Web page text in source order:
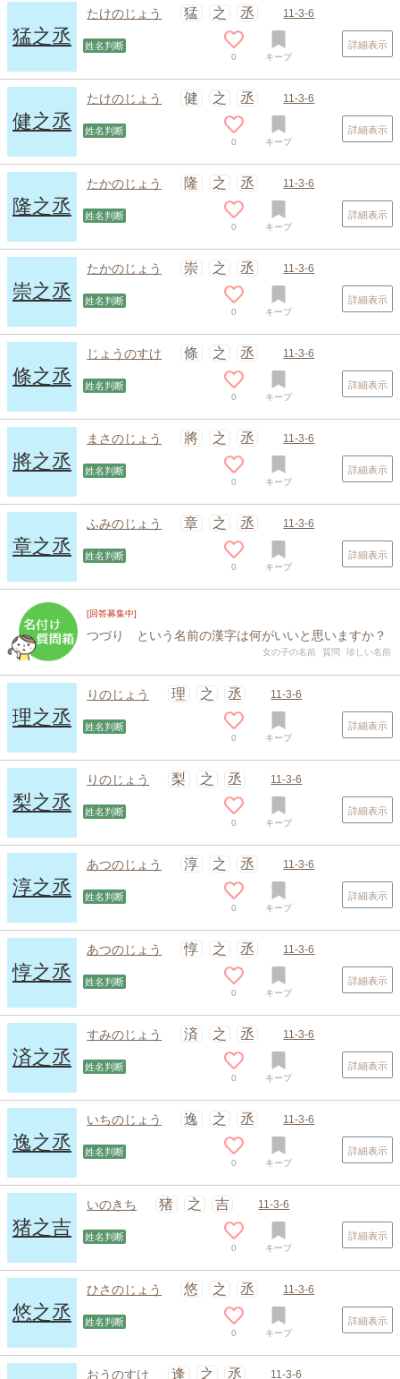
猛之丞
たけのじょう 猛 之 丞 11-3-6
姓名判断
0 キープ
詳細表示
健之丞
たけのじょう 健 之 丞 11-3-6
姓名判断
0 キープ
詳細表示
隆之丞
たかのじょう 隆 之 丞 11-3-6
姓名判断
0 キープ
詳細表示
崇之丞
たかのじょう 崇 之 丞 11-3-6
姓名判断
0 キープ
詳細表示
條之丞
じょうのすけ 條 之 丞 11-3-6
姓名判断
0 キープ
詳細表示
將之丞
まさのじょう 將 之 丞 11-3-6
姓名判断
0 キープ
詳細表示
章之丞
ふみのじょう 章 之 丞 11-3-6
姓名判断
0 キープ
詳細表示
[回答募集中]
つづり という名前の漢字は何がいいと思いますか？
女の子の名前 質問 珍しい名前
理之丞
りのじょう 理 之 丞 11-3-6
姓名判断
0 キープ
詳細表示
梨之丞
りのじょう 梨 之 丞 11-3-6
姓名判断
0 キープ
詳細表示
淳之丞
あつのじょう 淳 之 丞 11-3-6
姓名判断
0 キープ
詳細表示
惇之丞
あつのじょう 惇 之 丞 11-3-6
姓名判断
0 キープ
詳細表示
済之丞
すみのじょう 済 之 丞 11-3-6
姓名判断
0 キープ
詳細表示
逸之丞
いちのじょう 逸 之 丞 11-3-6
姓名判断
0 キープ
詳細表示
猪之吉
いのきち 猪 之 吉 11-3-6
姓名判断
0 キープ
詳細表示
悠之丞
ひさのじょう 悠 之 丞 11-3-6
姓名判断
0 キープ
詳細表示
おうのすけ 逢 之 丞 11-3-6